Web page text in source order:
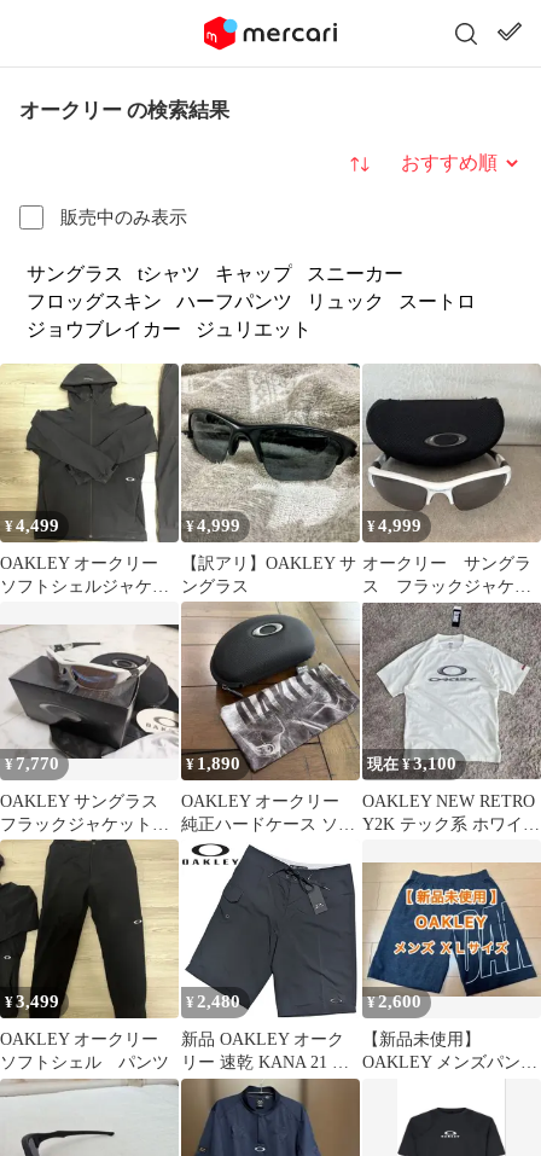
オークリー の検索結果
販売中のみ表示
並び替え
サングラス tシャツ キャップ
スニーカー
フロッグスキン
ハーフパンツ リュック
スートロ
ジョウブレイカー
ジュリエット
¥4,499
OAKLEY オークリー
ソフトシェルジャケッ
¥4,999
【訳アリ】OAKLEY サ
ングラス
¥4,999
オークリー サングラ
ス フラックジャケッ
ト
¥7,770
OAKLEY サングラス
フラックジャケット
ホワイト
¥ 1,890
OAKLEY オークリー
純正ハードケース ソフ
トケース
現在 ¥3,100
OAKLEY NEW RETRO
Y2K テック系 ホワイト
¥3,499
OAKLEY オークリー
ソフトシェル パンツ
¥ 2,480
新品 OAKLEY オーク
リー 速乾 KANA 21 ボ
ードショーツ サーフパ
ンツ 水着 ブラック
482222
¥2,600
【新品未使用】
OAKLEY メンズパンツ